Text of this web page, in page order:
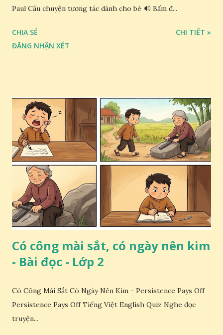
Paul Câu chuyện tương tác dành cho bé 🔊 Bấm đ...
CHIA SẺ
ĐĂNG NHẬN XÉT
CHI TIẾT »
Có công mài sắt, có ngày nên kim
- Bài đọc - Lớp 2
Có Công Mài Sắt Có Ngày Nên Kim - Persistence Pays Off
Persistence Pays Off Tiếng Việt English Quiz Nghe đọc
truyện...